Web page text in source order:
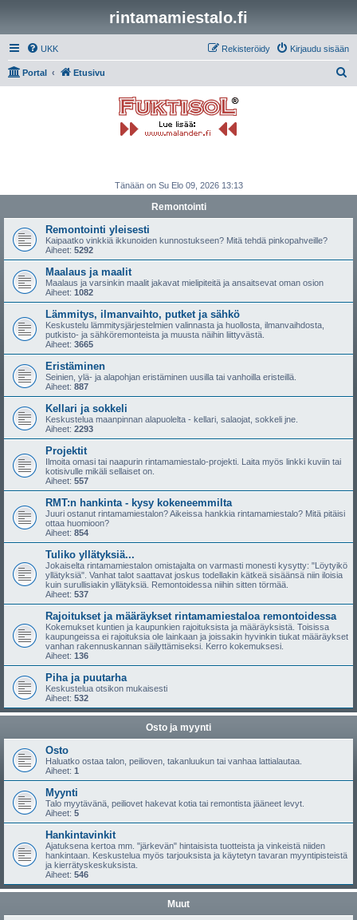
rintamamiestalo.fi
UKK Kirjaudu sisään
Rekisteröidy
Portal Etusivu
Tänään on Su Elo 09, 2026 13:13
Remontointi
Remontointi yleisesti
Kaipaatko vinkkiä ikkunoiden kunnostukseen? Mitä tehdä pinkopahveille?
Aiheet: 5292
Maalaus ja maalit
Maalaus ja varsinkin maalit jakavat mielipiteitä ja ansaitsevat oman osion
Aiheet: 1082
Lämmitys, ilmanvaihto, putket ja sähkö
Keskustelu lämmitysjärjestelmien valinnasta ja huollosta, ilmanvaihdosta,
putkisto- ja sähköremonteista ja muusta näihin liittyvästä.
Aiheet: 3665
Eristäminen
Seinien, ylä- ja alapohjan eristäminen uusilla tai vanhoilla eristeillä.
Aiheet: 887
Kellari ja sokkeli
Keskustelua maanpinnan alapuolelta - kellari, salaojat, sokkeli jne.
Aiheet: 2293
Projektit
Ilmoita omasi tai naapurin rintamamiestalo-projekti. Laita myös linkki kuviin tai
kotisivulle mikäli sellaiset on.
Aiheet: 557
RMT:n hankinta - kysy kokeneemmilta
Juuri ostanut rintamamiestalon? Aikeissa hankkia rintamamiestalo? Mitä pitäisi
ottaa huomioon?
Aiheet: 854
Tuliko yllätyksiä...
Jokaiselta rintamamiestalon omistajalta on varmasti monesti kysytty: "Löytyikö
yllätyksiä". Vanhat talot saattavat joskus todellakin kätkeä sisäänsä niin iloisia
kuin surullisiakin yllätyksiä. Remontoidessa niihin sitten törmää.
Aiheet: 537
Rajoitukset ja määräykset rintamamiestaloa remontoidessa
Kokemukset kuntien ja kaupunkien rajoituksista ja määräyksistä. Toisissa
kaupungeissa ei rajoituksia ole lainkaan ja joissakin hyvinkin tiukat määräykset
vanhan rakennuskannan säilyttämiseksi. Kerro kokemuksesi.
Aiheet: 136
Piha ja puutarha
Keskustelua otsikon mukaisesti
Aiheet: 532
Osto ja myynti
Osto
Haluatko ostaa talon, peilioven, takanluukun tai vanhaa lattialautaa.
Aiheet: 1
Myynti
Talo myytävänä, peiliovet hakevat kotia tai remontista jääneet levyt.
Aiheet: 5
Hankintavinkit
Ajatuksena kertoa mm. "järkevän" hintaisista tuotteista ja vinkeistä niiden
hankintaan. Keskustelua myös tarjouksista ja käytetyn tavaran myyntipisteistä
ja kierrätyskeskuksista.
Aiheet: 546
Muut